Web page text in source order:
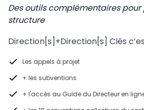
Des outils complémentaires
structure
Direction[s]+Direction[s] Clés
Les appels à projet
+ les subventions
+ l'accès au Guide du Directeur en